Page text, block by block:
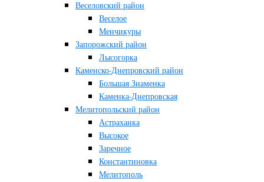
Веселовский район
Веселое
Менчикуры
Запорожский район
Лысогорка
Каменско-Днепровский район
Большая Знаменка
Каменка-Днепровская
Мелитопольский район
Астраханка
Высокое
Заречное
Константиновка
Мелитополь